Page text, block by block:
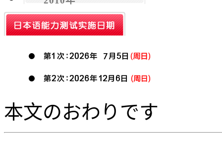
本文のおわりです